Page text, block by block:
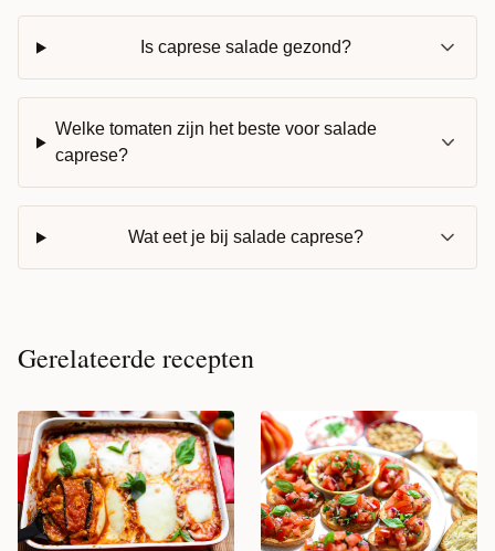
Is caprese salade gezond?
Welke tomaten zijn het beste voor salade
caprese?
Wat eet je bij salade caprese?
Gerelateerde recepten